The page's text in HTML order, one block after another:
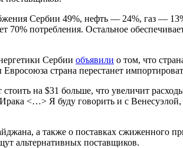
Сербии 49%, нефть — 24%, газ —
потребления. Остальное
Сербии объявили о том, что
Евросоюза страна перестанет
стоить на $31 больше, что увеличит
<…> Я буду говорить и с Венесуэлой,
а также о поставках сжиженного
альтернативных поставщиков.